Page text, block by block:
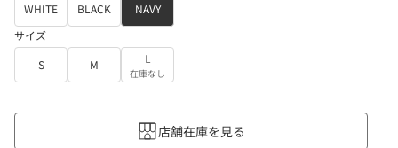
WHITE
BLACK
NAVY
サイズ
S
M L
在庫なし
店舗在庫を見る